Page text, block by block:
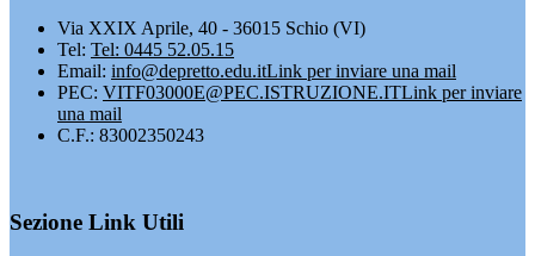
Via XXIX Aprile, 40 - 36015 Schio (VI)
Tel: Tel: 0445 52.05.15
Email: info@depretto.edu.itLink per inviare una mail
PEC: VITF03000E@PEC.ISTRUZIONE.ITLink per inviare
una mail
C.F.: 83002350243
Sezione Link Utili